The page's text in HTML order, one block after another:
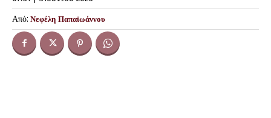
Από: Νεφέλη Παπαϊωάννου